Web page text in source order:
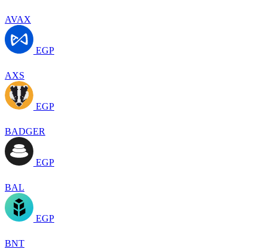
AVAX
EGP
AXS
EGP
BADGER
EGP
BAL
EGP
BNT